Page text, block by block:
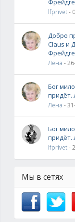
lfprivet-
Добро
Claus и
Лена -
Бог
придёт.
Лена -
Бог
придёт.
lfprivet-
Мы в сетях